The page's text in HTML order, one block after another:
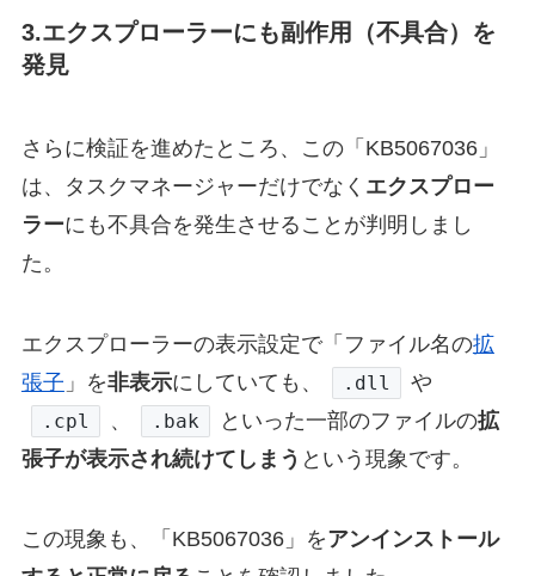
3.エクスプローラーにも副作用（不具合）を
発見
さらに検証を進めたところ、この「KB5067036」
は、タスクマネージャーだけでなく エクスプロー
ラーにも不具合を発生させることが判明しまし
た。
エクスプローラーの表示設定で「ファイル名の拡
張子 」を非表示にしていても、 .dll や
.cpl 、 .bak といった一部のファイルの拡
張子が表示され続けてしまう という現象です。
この現象も、「KB5067036」をアンインストール